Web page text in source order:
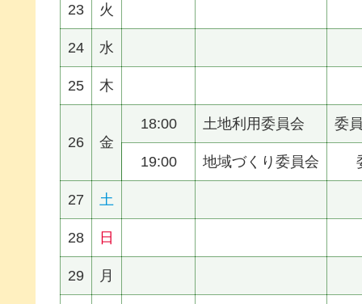
23 火
24 水
25 木
26 金
18:00 土地利用委員会 委
19:00 地域づくり委員会
27 土
28 日
29 月